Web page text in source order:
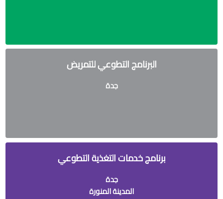
البرنامج التطوعي للتمريض
جدة
برنامج خدمات التغذية التطوعي
جدة
المدينة المنورة